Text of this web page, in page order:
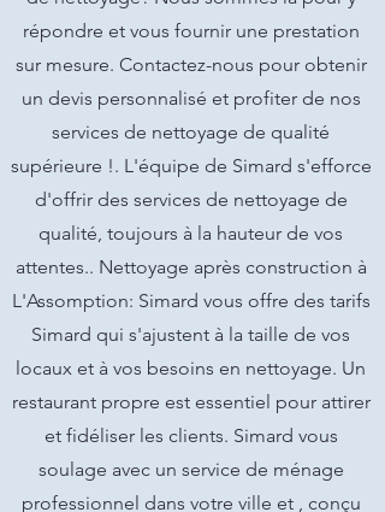
répondre et vous fournir une prestation
sur mesure. Contactez-nous pour obtenir
un devis personnalisé et profiter de nos
services de nettoyage de qualité
supérieure !. L'équipe de Simard s'efforce
d'offrir des services de nettoyage de
qualité, toujours à la hauteur de vos
attentes.. Nettoyage après construction à
L'Assomption: Simard vous offre des tarifs
Simard qui s'ajustent à la taille de vos
locaux et à vos besoins en nettoyage. Un
restaurant propre est essentiel pour attirer
et fidéliser les clients. Simard vous
soulage avec un service de ménage
professionnel dans votre ville et , conçu